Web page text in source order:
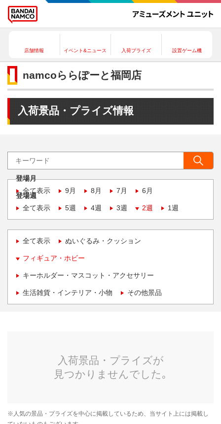
店舗情報 イベント&ニュース 入荷プライズ 設置ゲーム機
namcoららぽーと福岡店
入荷景品・プライズ情報
登場月
全て表示
9月 8月 7月 6月
登場週
全て表示
5週 4週 3週 2週 1週
全て表示 ぬいぐるみ・クッション
フィギュア・ホビー
キーホルダー・マスコット・アクセサリー
生活雑貨・インテリア・小物 その他景品